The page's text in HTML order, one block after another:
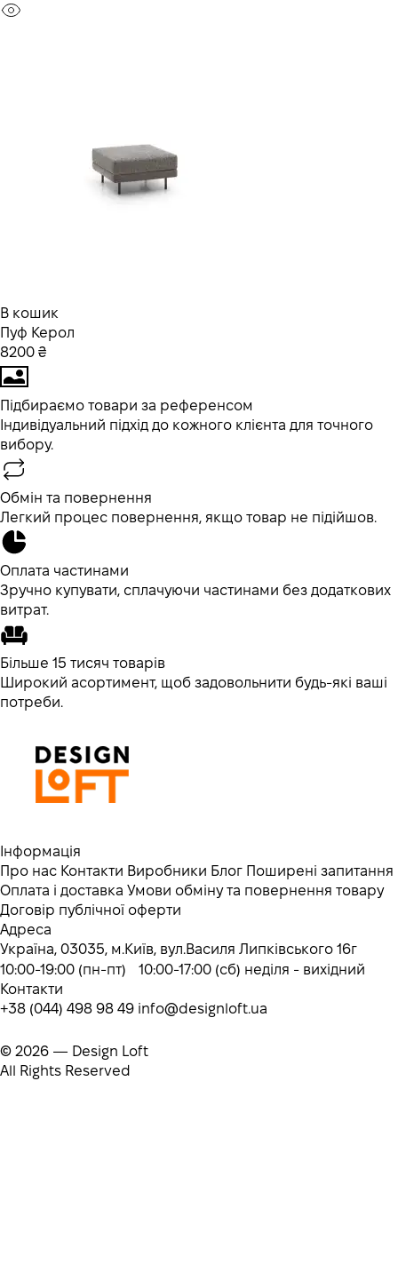
В кошик
Пуф Керол
8200 ₴
Підбираємо товари за референсом
Індивідуальний підхід до кожного клієнта для точного
вибору.
Обмін та повернення
Легкий процес повернення, якщо товар не підійшов.
Оплата частинами
Зручно купувати, сплачуючи частинами без додаткових
витрат.
Більше 15 тисяч товарів
Широкий асортимент, щоб задовольнити будь-які ваші
потреби.
Інформація
Про нас Контакти Виробники Блог Поширені запитання
Оплата і доставка Умови обміну та повернення товару
Договір публічної оферти
Адреса
Україна, 03035, м.Київ, вул.Василя Липківського 16г
10:00-19:00 (пн-пт) 10:00-17:00 (сб) неділя - вихідний
Контакти
+38 (044) 498 98 49 info@designloft.ua
© 2026 — Design Loft
All Rights Reserved